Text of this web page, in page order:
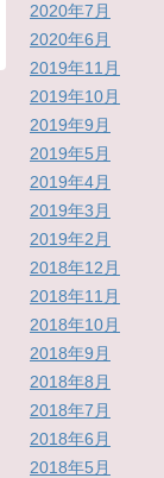
2020年7月
2020年6月
2019年11月
2019年10月
2019年9月
2019年5月
2019年4月
2019年3月
2019年2月
2018年12月
2018年11月
2018年10月
2018年9月
2018年8月
2018年7月
2018年6月
2018年5月